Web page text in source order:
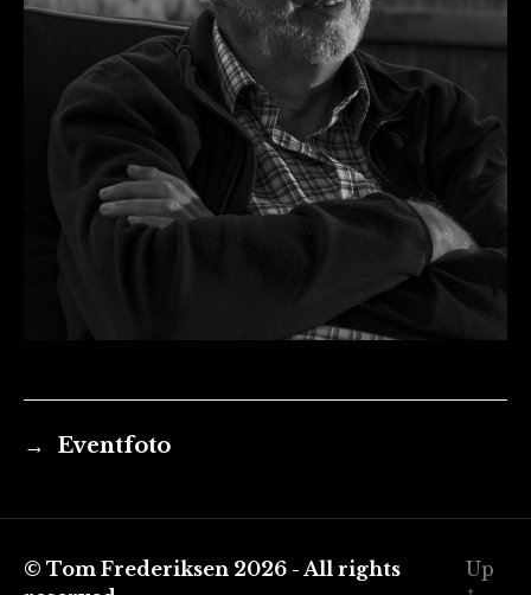
→ Eventfoto
© Tom Frederiksen 2026 - All rights
Up